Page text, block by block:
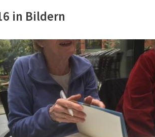
in Bildern